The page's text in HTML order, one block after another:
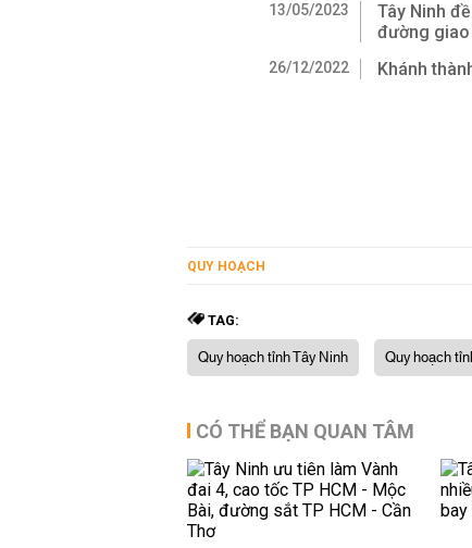
13/05/2023
Tây Ninh
đường
26/12/2022 Khánh
QUY HOẠCH
TAG:
Quy hoạch tỉnh Tây Ninh Quy hoạch
CÓ THỂ BẠN QUAN TÂM